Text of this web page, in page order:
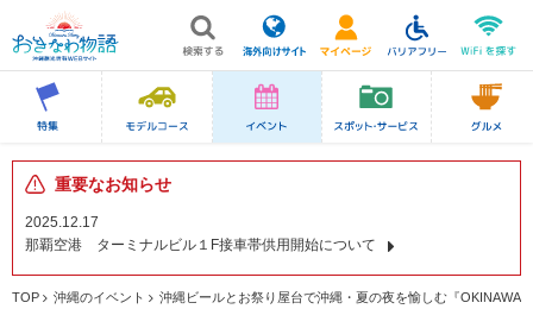
重要なお知らせ
2025.12.17
那覇空港 ターミナルビル１F接車帯供用開始について
TOP 沖縄のイベント 沖縄ビールとお祭り屋台で沖縄・夏の夜を愉しむ『